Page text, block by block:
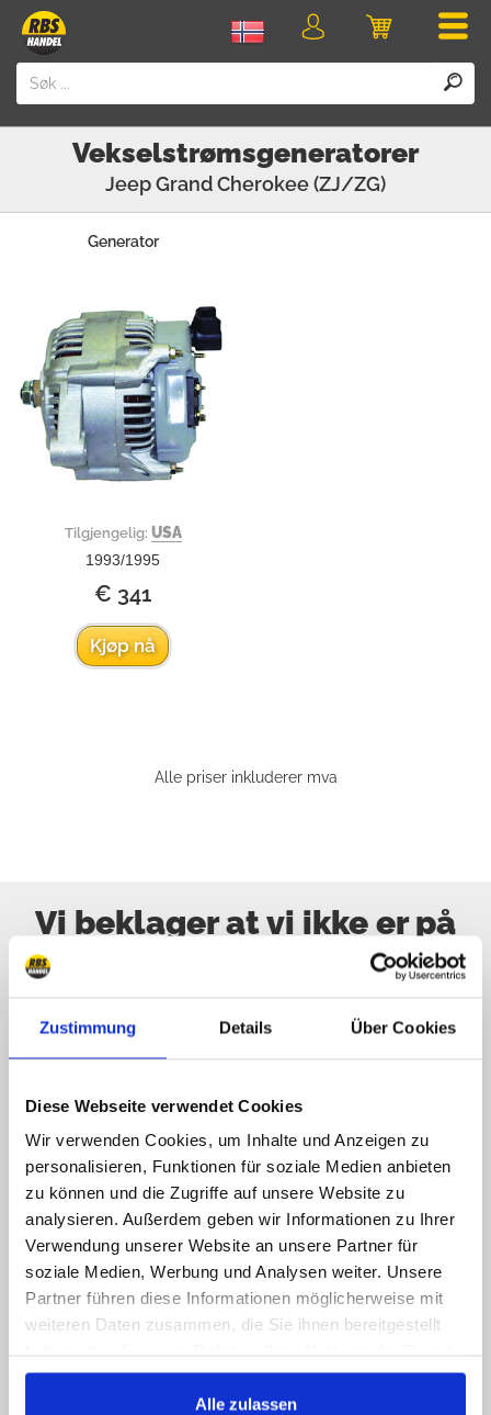
Zustimmung Details Über Cookies
Diese Webseite verwendet Cookies
Wir verwenden Cookies, um Inhalte und Anzeigen zu
personalisieren, Funktionen für soziale Medien anbieten
zu können und die Zugriffe auf unsere Website zu
analysieren. Außerdem geben wir Informationen zu Ihrer
Verwendung unserer Website an unsere Partner für
soziale Medien, Werbung und Analysen weiter. Unsere
Partner führen diese Informationen möglicherweise mit
weiteren Daten zusammen, die Sie ihnen bereitgestellt
gesammelt haben.
Alle zulassen
Handlevogn
Logg
Vekselstrømsgeneratorer
JeepGrand Cherokee (ZJ/ZG)
Generator
Tilgjengelig: USA
1993/1995
€ 341
Kjøp nå
Alle priser inkluderer mva
Vi beklager at vi ikke er på
nett, men skriv til oss!
med oss gjennom sosiale medier, du får et svar
så snart som mulig.
089 - 41 61 08 780
(9:30-14:00 16:00-19:00)
info@rbs-handel.de
Facebook